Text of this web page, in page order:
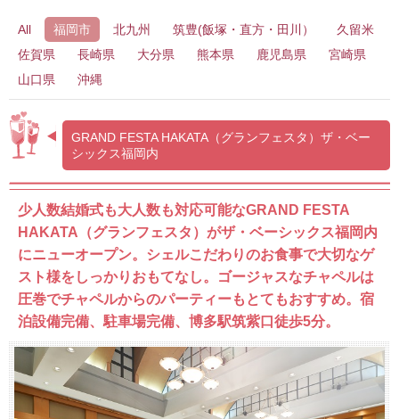
All 福岡市 北九州 筑豊(飯塚・直方・田川）
久留米
佐賀県
長崎県 大分県 熊本県 鹿児島県
宮崎県
山口県
沖縄
GRAND FESTA HAKATA（グランフェスタ）ザ・ベー
シックス福岡内
少人数結婚式も大人数も対応可能なGRAND FESTA
HAKATA（グランフェスタ）がザ・ベーシックス福岡内
にニューオープン。シェルこだわりのお食事で大切なゲ
スト様をしっかりおもてなし。ゴージャスなチャペルは
圧巻でチャペルからのパーティーもとてもおすすめ。宿
泊設備完備、駐車場完備、博多駅筑紫口徒歩5分。